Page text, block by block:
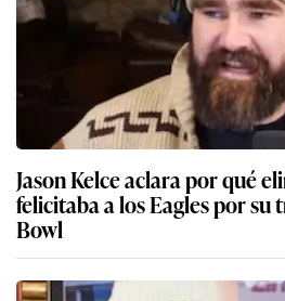
Jason Kelce aclara por qué
felicitaba a los Eagles por su
Bowl